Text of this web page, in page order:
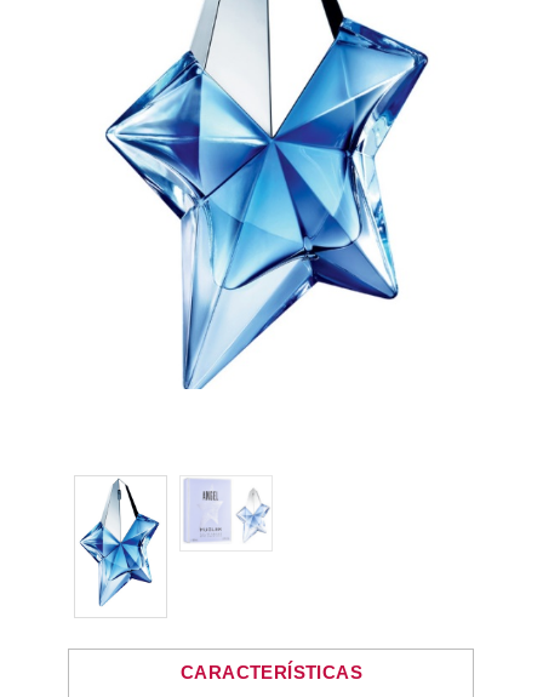
CARACTERÍSTICAS